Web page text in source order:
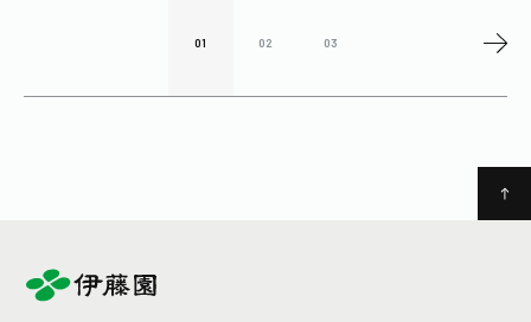
01 02 03